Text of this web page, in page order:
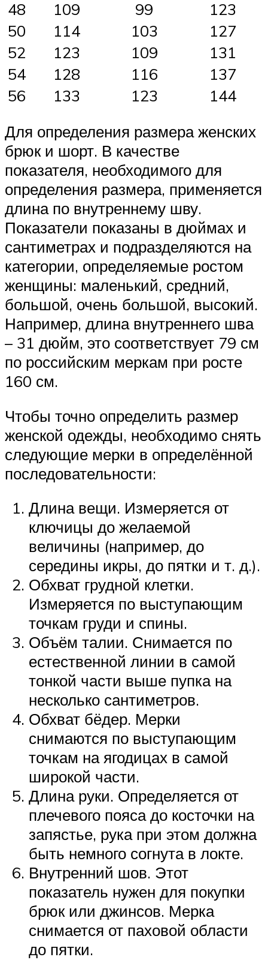
48
109 99
123
50
114 103
127
52
123 109
131
54
128 116
137
56
133 123
144
Для определения размера женских
брюк и шорт. В качестве
показателя, необходимого для
определения размера, применяется
длина по внутреннему шву.
Показатели показаны в дюймах и
сантиметрах и подразделяются на
категории, определяемые ростом
женщины: маленький, средний,
большой, очень большой, высокий.
Например, длина внутреннего шва
– 31 дюйм, это соответствует 79 см
по российским меркам при росте
160 см.
Чтобы точно определить размер
женской одежды, необходимо снять
следующие мерки в определённой
последовательности:
Длина вещи. Измеряется от
ключицы до желаемой
величины (например, до
середины икры, до пятки и т. д.).
Обхват грудной клетки.
Измеряется по выступающим
точкам груди и спины.
Объём талии. Снимается по
естественной линии в самой
тонкой части выше пупка на
несколько сантиметров.
Обхват бёдер. Мерки
снимаются по выступающим
точкам на ягодицах в самой
широкой части.
Длина руки. Определяется от
плечевого пояса до косточки на
запястье, рука при этом должна
быть немного согнута в локте.
Внутренний шов. Этот
показатель нужен для покупки
брюк или джинсов. Мерка
снимается от паховой области
до пятки.